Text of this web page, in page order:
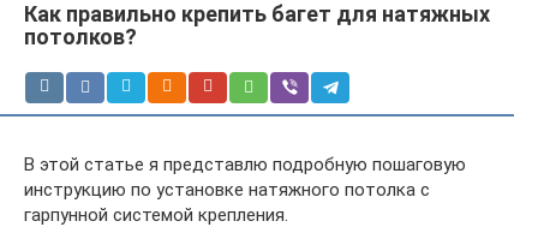
Как правильно крепить багет для натяжных
потолков?
В этой статье я представлю подробную пошаговую
инструкцию по установке натяжного потолка с
гарпунной системой крепления.